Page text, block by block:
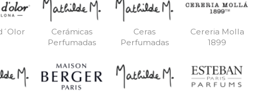
Cerámicas
Perfumadas
Ceras
Perfumadas
Cereria Molla
1899